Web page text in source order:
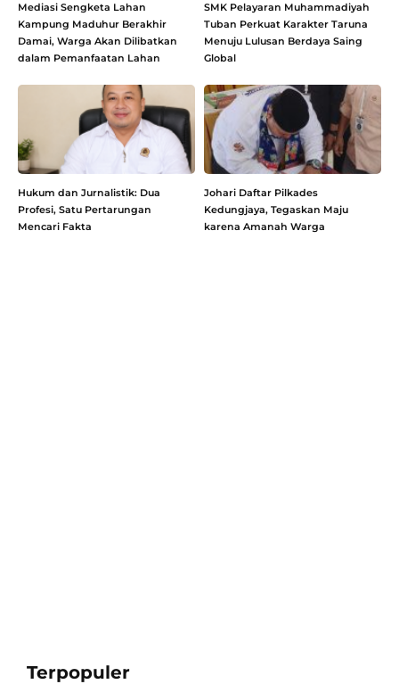
Mediasi Sengketa Lahan
Kampung Maduhur Berakhir
Damai, Warga Akan Dilibatkan
dalam Pemanfaatan Lahan
SMK Pelayaran Muhammadiyah
Tuban Perkuat Karakter Taruna
Menuju Lulusan Berdaya Saing
Global
Hukum dan Jurnalistik: Dua
Profesi, Satu Pertarungan
Mencari Fakta
Johari Daftar Pilkades
Kedungjaya, Tegaskan Maju
karena Amanah Warga
Terpopuler